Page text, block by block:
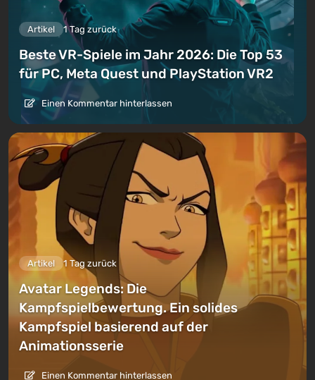
Artikel 1 Tag zurück
Beste VR-Spiele im Jahr 2026: Die Top 53
für PC, Meta Quest und PlayStation VR2
Einen Kommentar hinterlassen
Artikel 1 Tag zurück
Avatar Legends: Die
Kampfspielbewertung. Ein solides
Kampfspiel basierend auf der
Animationsserie
Einen Kommentar hinterlassen